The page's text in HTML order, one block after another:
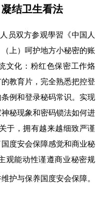
结卫生看法
员双方参观學習《中国人
上）呵护地方小秘密的账
文化：粉红色保密工作烙
教育片，完全熟悉把控登
例和登录秘码常识。实现
秘现象和密码锁法如何进
于，拥有越来越细致严谨
度安会保障感觉和商业秘
观能动性谨遵商业秘密规
护与保养国度安会保障。